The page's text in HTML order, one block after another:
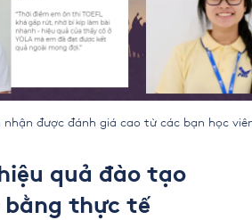
nhận được đánh giá cao từ các bạn học
quả đào tạo
bằng thực tế